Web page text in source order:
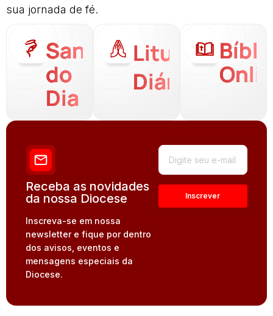
sua jornada de fé.
Santo
do
Dia
Liturgia
Diária
Receba as novidades
da nossa Diocese
Inscreva-se em nossa
newsletter e fique por dentro
dos avisos, eventos e
mensagens especiais da
Diocese.